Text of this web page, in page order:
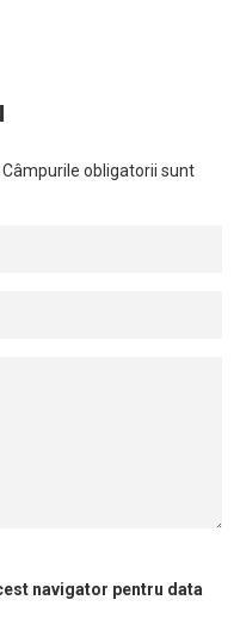
Câmpurile obligatorii sunt
navigator pentru data